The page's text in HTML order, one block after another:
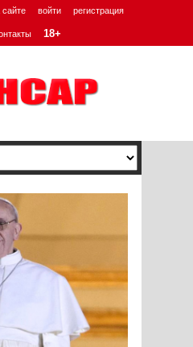
войти регистрация
18+